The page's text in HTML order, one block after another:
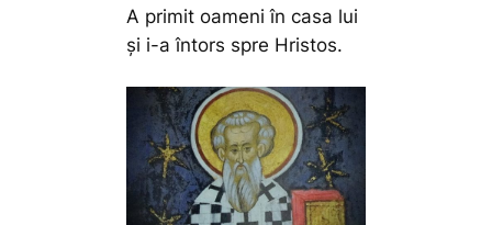
A primit oameni în casa lui
și i-a întors spre Hristos.